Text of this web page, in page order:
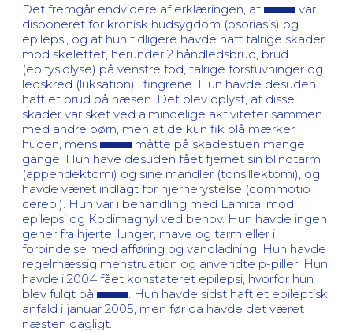
Det fremgår endvidere af erklæringen, at
var
disponeret for kronisk hudsygdom (psoriasis) og
epilepsi, og at hun tidligere havde haft talrige skader
mod skelettet, herunder 2 håndledsbrud, brud
(epifysiolyse) på venstre fod, talrige forstuvninger og
ledskred (luksation) i fingrene. Hun havde desuden
haft et brud på næsen. Det blev oplyst, at disse
skader var sket ved almindelige aktiviteter sammen
med andre børn, men at de kun fik blå mærker i
huden, mens
måtte på skadestuen mange
gange. Hun have desuden fået fjernet sin blindtarm
(appendektomi) og sine mandler (tonsillektomi), og
havde været indlagt for hjernerystelse (commotio
cerebi). Hun var i behandling med Lamital mod
epilepsi og Kodimagnyl ved behov. Hun havde ingen
gener fra hjerte, lunger, mave og tarm eller i
forbindelse med afføring og vandladning. Hun havde
regelmæssig menstruation og anvendte p-piller. Hun
havde i 2004 fået konstateret epilepsi, hvorfor hun
blev fulgt på
. Hun havde sidst haft et epileptisk
anfald i januar 2005, men før da havde det været
næsten dagligt.